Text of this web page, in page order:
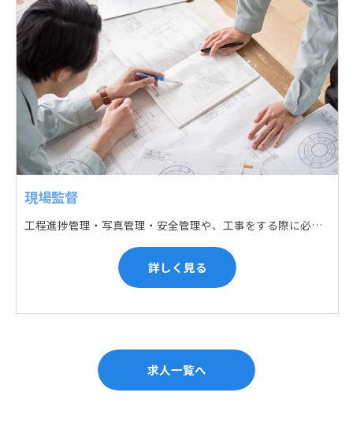
現場監督
工程進捗管理・写真管理・安全管理や、工事をする際に必要な各種書類作成・届出 (申請) などの現場管理業務をお任せします。遅れている箇所のサポートに入るなど、臨機応変な対応が必要になります。
詳しく見る
求人一覧へ